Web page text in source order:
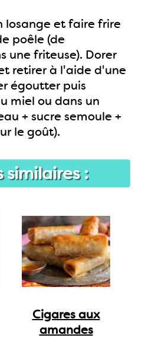
losange et faire frire
poêle (de
une friteuse). Dorer
retirer à l'aide d'une
égoutter puis
miel ou dans un
+ sucre semoule +
le goût).
similaires :
Cigares aux
amandes